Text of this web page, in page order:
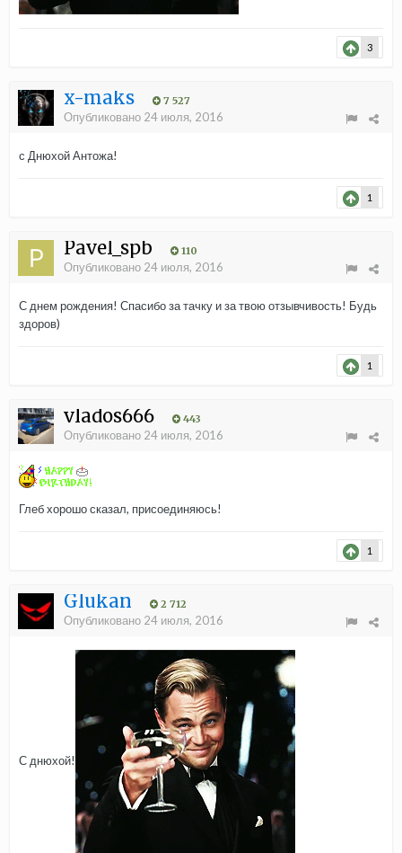
3
x-maks 7 527
Опубликовано 24 июля, 2016
с Днюхой Антожа!
1
Pavel_spb 110
Опубликовано 24 июля, 2016
С днем рождения! Спасибо за тачку и за твою отзывчивость! Будь
здоров)
1
vlados666 443
Опубликовано 24 июля, 2016
Глеб хорошо сказал, присоединяюсь!
1
Glukan 2 712
Опубликовано 24 июля, 2016
С днюхой!